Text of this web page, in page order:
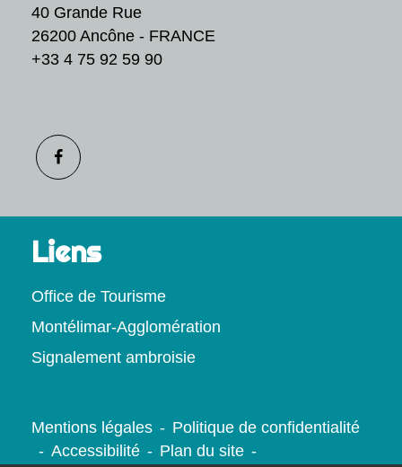
40 Grande Rue
26200 Ancône - FRANCE
+33 4 75 92 59 90
Liens
Office de Tourisme
Montélimar-Agglomération
Signalement ambroisie
Mentions légales - Politique de confidentialité
- Accessibilité - Plan du site -